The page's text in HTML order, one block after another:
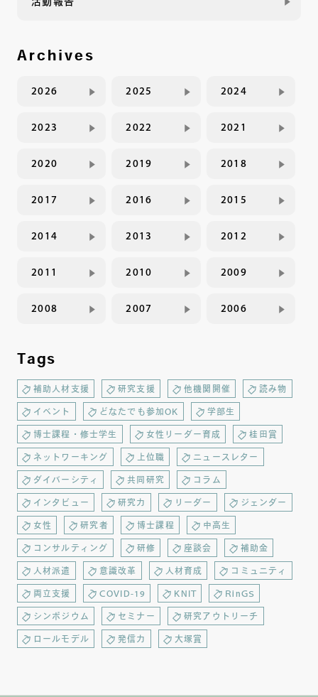
Archives
2026 2025 2024
2023 2022 2021
2020 2019 2018
2017 2016 2015
2014 2013 2012
2011 2010 2009
2008 2007 2006
Tags
補助人材支援 研究支援 他機関開催 読み物
イベント どなたでも参加OK 学部生
博士課程・修士学生 女性リーダー育成 桂田賞
ネットワーキング 上位職 ニュースレター
ダイバーシティ 共同研究 コラム
インタビュー 研究力 リーダー ジェンダー
女性 研究者 博士課程 中高生
コンサルティング 研修 座談会 補助金
人材派遣 意識改革 人材育成 コミュニティ
両立支援 COVID-19 KNIT RinGS
シンポジウム セミナー 研究アウトリーチ
ロールモデル 発信力 大塚賞